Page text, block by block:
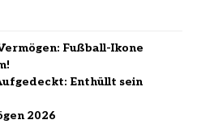
Fußball-Ikone
Enthüllt sein
2026